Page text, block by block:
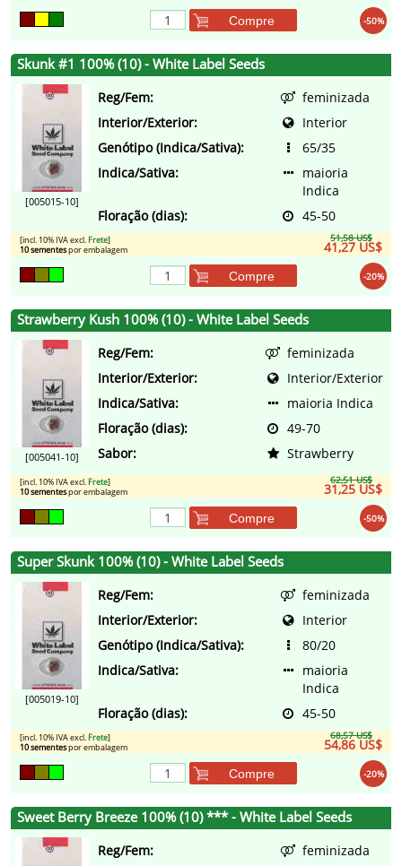
-50%
Compre
Skunk #1 100% (10) - White Label Seeds
[005015-10]
Reg/Fem:
feminizada
Interior/Exterior:
Interior
Genótipo (Indica/Sativa):
65/35
Indica/Sativa:
maioria
Indica
Floração (dias):
45-50
51,58 US$
41,27 US$
[incl. 10% IVA excl. Frete]
10 sementespor embalagem
-20%
Compre
Strawberry Kush 100% (10) - White Label Seeds
[005041-10]
Reg/Fem:
feminizada
Interior/Exterior:
Interior/Exterior
Indica/Sativa:
maioria Indica
Floração (dias):
49-70
Sabor:
Strawberry
62,51 US$
31,25 US$
[incl. 10% IVA excl. Frete]
10 sementespor embalagem
-50%
Compre
Super Skunk 100% (10) - White Label Seeds
[005019-10]
Reg/Fem:
feminizada
Interior/Exterior:
Interior
Genótipo (Indica/Sativa):
80/20
Indica/Sativa:
maioria
Indica
Floração (dias):
45-50
68,57 US$
54,86 US$
[incl. 10% IVA excl. Frete]
10 sementespor embalagem
-20%
Compre
Sweet Berry Breeze 100% (10) *** - White Label Seeds
Reg/Fem:
feminizada